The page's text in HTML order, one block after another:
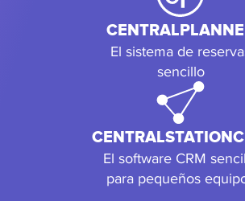
El sistema de
sencillo
El software CRM
para pequeños